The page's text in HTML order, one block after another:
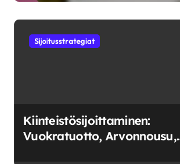
Sijoitusstrategiat
Kiinteistösijoittaminen:
Vuokratuotto, Arvonnousu,